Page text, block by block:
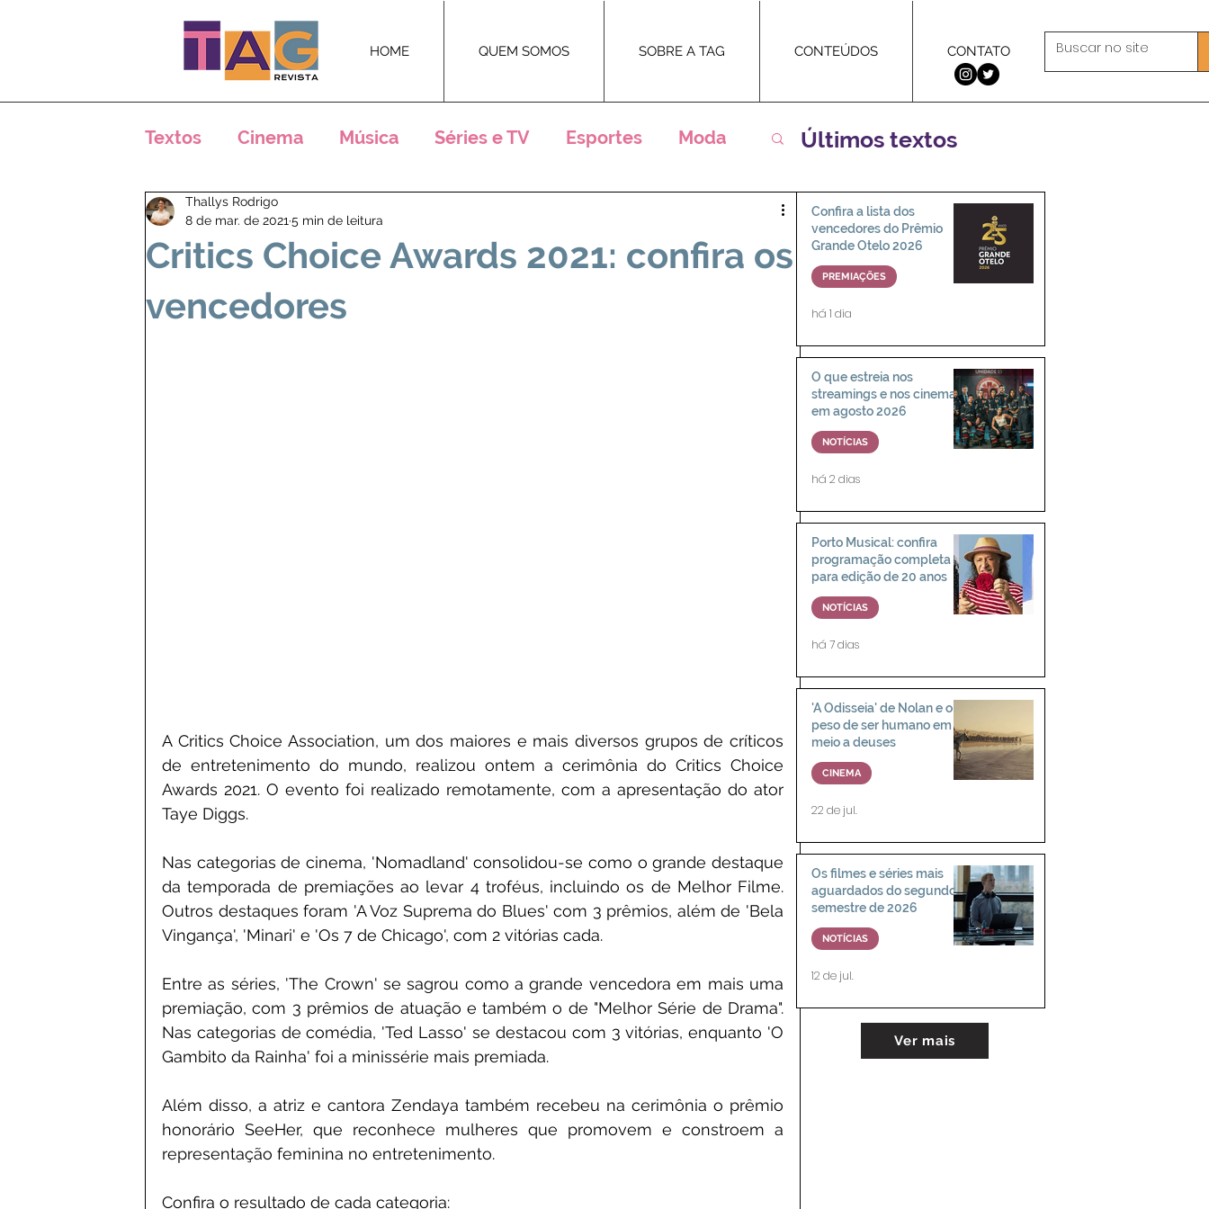
HOME QUEM SOMOS SOBRE A TAG CONTEÚDOS CONTATO
Textos Cinema Música Séries e TV Esportes Moda
Críticas
Critics Choice Awards 2021: confira os
vencedores
Thallys Rodrigo
8 de mar. de 2021 5 min de leitura
A Critics Choice Association, um dos maiores e mais diversos grupos de críticos
de entretenimento do mundo, realizou ontem a cerimônia do Critics Choice
Awards 2021. O evento foi realizado remotamente, com a apresentação do ator
Taye Diggs.
Nas categorias de cinema, 'Nomadland' consolidou-se como o grande destaque
da temporada de premiações ao levar 4 troféus, incluindo os de Melhor Filme.
Outros destaques foram 'A Voz Suprema do Blues' com 3 prêmios, além de 'Bela
Vingança', 'Minari' e 'Os 7 de Chicago', com 2 vitórias cada.
Entre as séries, 'The Crown' se sagrou como a grande vencedora em mais uma
premiação, com 3 prêmios de atuação e também o de "Melhor Série de Drama".
Nas categorias de comédia, 'Ted Lasso' se destacou com 3 vitórias, enquanto 'O
Gambito da Rainha' foi a minissérie mais premiada.
Além disso, a atriz e cantora Zendaya também recebeu na cerimônia o prêmio
honorário SeeHer, que reconhece mulheres que promovem e constroem a
representação feminina no entretenimento.
Confira o resultado de cada categoria:
Confira a lista dos
vencedores do Prêmio
Grande Otelo 2026
PREMIAÇÕES
há 1 dia
O que estreia nos
streamings e nos cinemas
em agosto 2026
NOTÍCIAS
há 2 dias
Porto Musical: confira
programação completa
para edição de 20 anos
NOTÍCIAS
há 7 dias
'A Odisseia' de Nolan e o
peso de ser humano em
meio a deuses
CINEMA
22 de jul.
Os filmes e séries mais
aguardados do segundo
semestre de 2026
NOTÍCIAS
12 de jul.
Últimos textos
Ver mais